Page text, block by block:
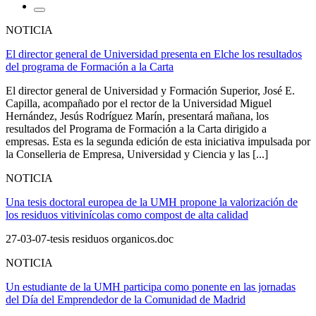
NOTICIA
El director general de Universidad presenta en Elche los resultados
del programa de Formación a la Carta
El director general de Universidad y Formación Superior, José E.
Capilla, acompañado por el rector de la Universidad Miguel
Hernández, Jesús Rodríguez Marín, presentará mañana, los
resultados del Programa de Formación a la Carta dirigido a
empresas. Esta es la segunda edición de esta iniciativa impulsada por
la Conselleria de Empresa, Universidad y Ciencia y las [...]
NOTICIA
Una tesis doctoral europea de la UMH propone la valorización de
los residuos vitivinícolas como compost de alta calidad
27-03-07-tesis residuos organicos.doc
NOTICIA
Un estudiante de la UMH participa como ponente en las jornadas
del Día del Emprendedor de la Comunidad de Madrid